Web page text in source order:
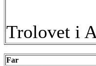
Trolovet i
Far